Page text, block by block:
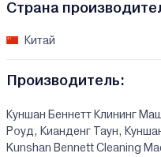
Страна
Китай
Производитель:
Куншан Беннетт Клининг
Роуд, Кианденг Таун,
Kunshan Bennett Cleaning